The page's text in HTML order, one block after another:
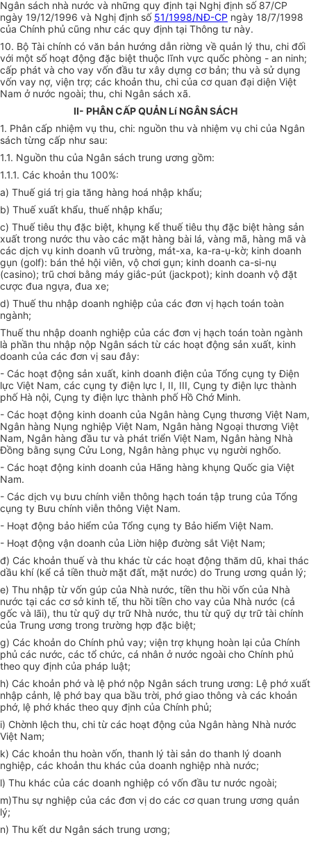
Ngân sách nhà nước và những quy định tại Nghị định số 87/CP
ngày 19/12/1996 và Nghị định số 51/1998/NĐ-CP ngày 18/7/1998
của Chính phủ cũng như các quy định tại Thông tư này.
10. Bộ Tài chính có văn bản hướng dẫn riờng về quản lý thu, chi đối
với một số hoạt động đặc biệt thuộc lĩnh vực quốc phòng - an ninh;
cấp phát và cho vay vốn đầu tư xây dựng cơ bản; thu và sử dụng
vốn vay nợ, viện trợ; các khoản thu, chi của cơ quan đại diện Việt
Nam ở nước ngoài; thu, chi Ngân sách xã.
II- PHÂN CẤP QUẢN Lí NGÂN SÁCH
1. Phân cấp nhiệm vụ thu, chi: nguồn thu và nhiệm vụ chi của Ngân
sách từng cấp như sau:
1.1. Nguồn thu của Ngân sách trung ương gồm:
1.1.1. Các khoản thu 100%:
a) Thuế giá trị gia tăng hàng hoá nhập khẩu;
b) Thuế xuất khẩu, thuế nhập khẩu;
c) Thuế tiêu thụ đặc biệt, khụng kể thuế tiêu thụ đặc biệt hàng sản
xuất trong nước thu vào các mặt hàng bài lá, vàng mã, hàng mã và
các dịch vụ kinh doanh vũ trường, mát-xa, ka-ra-ụ-kờ; kinh doanh
gụn (golf): bán thẻ hội viên, vộ chơi gụn; kinh doanh ca-si-nụ
(casino); trũ chơi bằng máy giắc-pút (jackpot); kinh doanh vộ đặt
cược đua ngựa, đua xe;
d) Thuế thu nhập doanh nghiệp của các đơn vị hạch toán toàn
ngành;
Thuế thu nhập doanh nghiệp của các đơn vị hạch toán toàn ngành
là phần thu nhập nộp Ngân sách từ các hoạt động sản xuất, kinh
doanh của các đơn vị sau đây:
- Các hoạt động sản xuất, kinh doanh điện của Tổng cụng ty Điện
lực Việt Nam, các cụng ty điện lực I, II, III, Cụng ty điện lực thành
phố Hà nội, Cụng ty điện lực thành phố Hồ Chớ Minh.
- Các hoạt động kinh doanh của Ngân hàng Cụng thương Việt Nam,
Ngân hàng Nụng nghiệp Việt Nam, Ngân hàng Ngoại thương Việt
Nam, Ngân hàng đầu tư và phát triển Việt Nam, Ngân hàng Nhà
Đồng bằng sụng Cửu Long, Ngân hàng phục vụ người nghốo.
- Các hoạt động kinh doanh của Hãng hàng khụng Quốc gia Việt
Nam.
- Các dịch vụ bưu chính viễn thông hạch toán tập trung của Tổng
cụng ty Bưu chính viễn thông Việt Nam.
- Hoạt động bảo hiểm của Tổng cụng ty Bảo hiểm Việt Nam.
- Hoạt động vận doanh của Liờn hiệp đường sắt Việt Nam;
đ) Các khoản thuế và thu khác từ các hoạt động thăm dũ, khai thác
dầu khí (kể cả tiền thuờ mặt đất, mặt nước) do Trung ương quản lý;
e) Thu nhập từ vốn gúp của Nhà nước, tiền thu hồi vốn của Nhà
nước tại các cơ sở kinh tế, thu hồi tiền cho vay của Nhà nước (cả
gốc và lãi), thu từ quỹ dự trữ Nhà nước, thu từ quỹ dự trữ tài chính
của Trung ương trong trường hợp đặc biệt;
g) Các khoản do Chính phủ vay; viện trợ khụng hoàn lại của Chính
phủ các nước, các tổ chức, cá nhân ở nước ngoài cho Chính phủ
theo quy định của pháp luật;
h) Các khoản phớ và lệ phớ nộp Ngân sách trung ương: Lệ phớ xuất
nhập cảnh, lệ phớ bay qua bầu trời, phớ giao thông và các khoản
phớ, lệ phớ khác theo quy định của Chính phủ;
i) Chờnh lệch thu, chi từ các hoạt động của Ngân hàng Nhà nước
Việt Nam;
k) Các khoản thu hoàn vốn, thanh lý tài sản do thanh lý doanh
nghiệp, các khoản thu khác của doanh nghiệp nhà nước;
l) Thu khác của các doanh nghiệp có vốn đầu tư nước ngoài;
m)Thu sự nghiệp của các đơn vị do các cơ quan trung ương quản
lý;
n) Thu kết dư Ngân sách trung ương;